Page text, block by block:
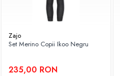
Zajo
Set Merino Copii Ikoo Negru
235,00 RON